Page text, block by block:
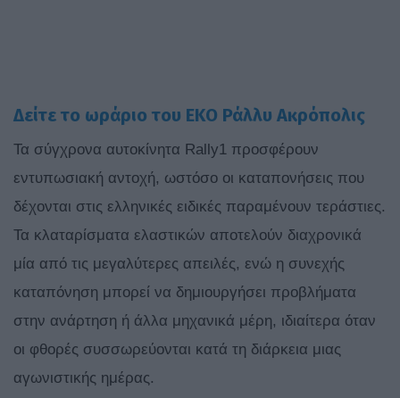
Δείτε το ωράριο του ΕΚΟ Ράλλυ Ακρόπολις
Τα σύγχρονα αυτοκίνητα Rally1 προσφέρουν
εντυπωσιακή αντοχή, ωστόσο οι καταπονήσεις που
δέχονται στις ελληνικές ειδικές παραμένουν τεράστιες.
Τα κλαταρίσματα ελαστικών αποτελούν διαχρονικά
μία από τις μεγαλύτερες απειλές, ενώ η συνεχής
καταπόνηση μπορεί να δημιουργήσει προβλήματα
στην ανάρτηση ή άλλα μηχανικά μέρη, ιδιαίτερα όταν
οι φθορές συσσωρεύονται κατά τη διάρκεια μιας
αγωνιστικής ημέρας.